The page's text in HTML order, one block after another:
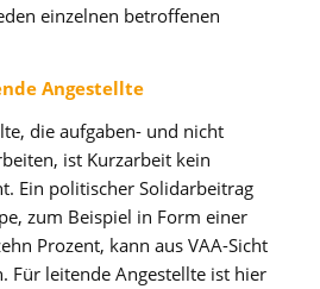
einzelnen betroffenen
Angestellte
die aufgaben- und nicht
ist Kurzarbeit kein
Ein politischer Solidarbeitrag
zum Beispiel in Form einer
Prozent, kann aus VAA-Sicht
Für leitende Angestellte ist hier